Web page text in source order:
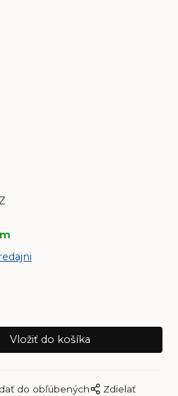
do obľúbených Zdielať